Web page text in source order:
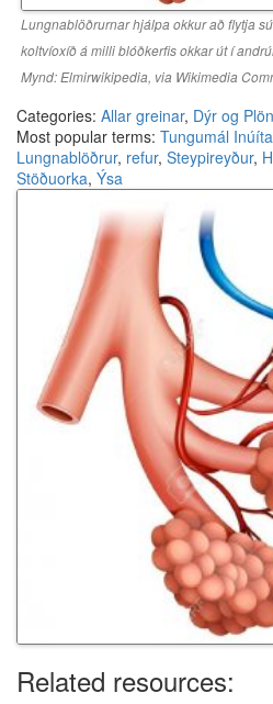
Lungnablöðrurnar hjálpa okkur að flytja
koltvíoxíð á milli blóðkerfis okkar út í
Mynd: Elmirwikipedia, via Wikimedia
Categories: Allar greinar, Dýr og
Most popular terms: Tungumál Inúíta
Lungnablöðrur, refur, Steypireyður,
Stöðuorka, Ýsa
Related resources: